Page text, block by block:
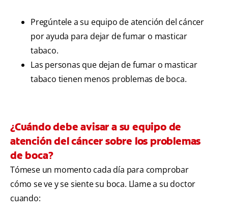
Pregúntele a su equipo de atención del cáncer
por ayuda para dejar de fumar o masticar
tabaco.
Las personas que dejan de fumar o masticar
tabaco tienen menos problemas de boca.
¿Cuándo debe avisar a su equipo de
atención del cáncer sobre los problemas
de boca?
Tómese un momento cada día para comprobar
cómo se ve y se siente su boca. Llame a su doctor
cuando: